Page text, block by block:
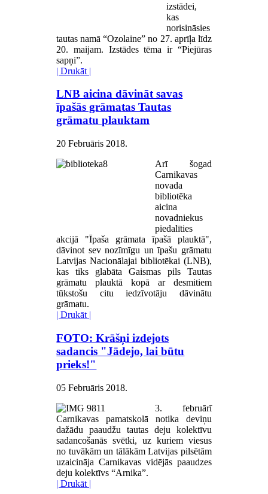
izstādei,
kas
norisināsies
tautas namā “Ozolaine” no 27. aprīļa līdz
20. maijam. Izstādes tēma ir “Piejūras
sapņi”.
| Drukāt |
LNB aicina dāvināt savas
īpašās grāmatas Tautas
grāmatu plauktam
20 Februāris 2018.
Arī šogad
Carnikavas
novada
bibliotēka
aicina
novadniekus
piedalīties
akcijā "Īpaša grāmata īpašā plauktā",
dāvinot sev nozīmīgu un īpašu grāmatu
Latvijas Nacionālajai bibliotēkai (LNB),
kas tiks glabāta Gaismas pils Tautas
grāmatu plauktā kopā ar desmitiem
tūkstošu citu iedzīvotāju dāvinātu
grāmatu.
| Drukāt |
FOTO: Krāšņi izdejots
sadancis "Jādejo, lai būtu
prieks!"
05 Februāris 2018.
3. februārī
Carnikavas pamatskolā notika deviņu
dažādu paaudžu tautas deju kolektīvu
sadancošanās svētki, uz kuriem viesus
no tuvākām un tālākām Latvijas pilsētām
uzaicināja Carnikavas vidējās paaudzes
deju kolektīvs “Arnika”.
| Drukāt |